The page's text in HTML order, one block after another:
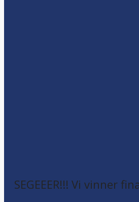
SEGEEER!!! Vi vinner